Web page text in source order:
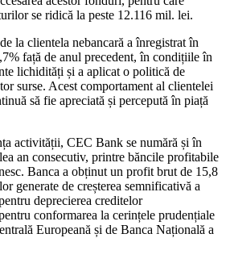
se ridică la peste 12.116 mil. lei.
la clientela nebancară a înregistrat în
față de anul precedent, în condițiile în
lichidități și a aplicat o politică de
surse. Acest comportament al clientelei
să fie apreciată și percepută în piață
activității, CEC Bank se numără și în
an consecutiv, printre băncile profitabile
Banca a obținut un profit brut de 15,8
generate de creșterea semnificativă a
deprecierea creditelor
conformarea la cerințele prudențiale
Europeană și de Banca Națională a